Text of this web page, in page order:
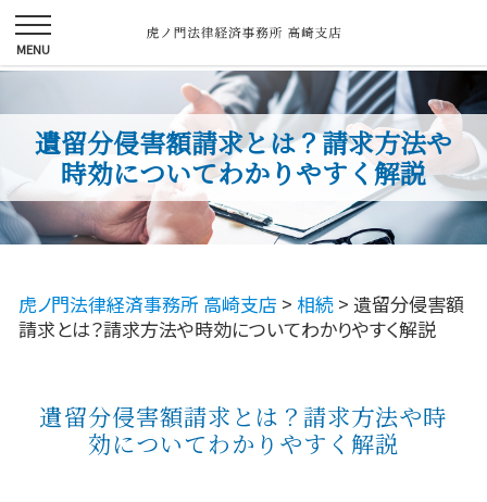
遺留分侵害額請求とは？請求方法や
時効についてわかりやすく解説
虎ノ門法律経済事務所 高崎支店 > 相続 > 遺留分侵害額
請求とは？請求方法や時効についてわかりやすく解説
遺留分侵害額請求とは？請求方法や時
効についてわかりやすく解説